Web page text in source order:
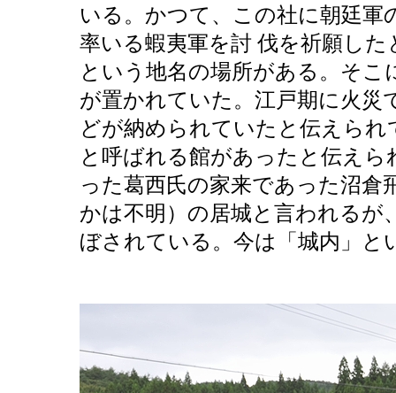
いる。かつて、この社に朝廷軍
率いる蝦夷軍を討 伐を祈願し
という地名の場所がある。そこ
が置かれていた。江戸期に火災
どが納められていたと伝えら
と呼ばれる館があったと伝え
った葛西氏の家来であった沼倉
かは不明）の居城と言われるが
ぼされている。今は「城内」